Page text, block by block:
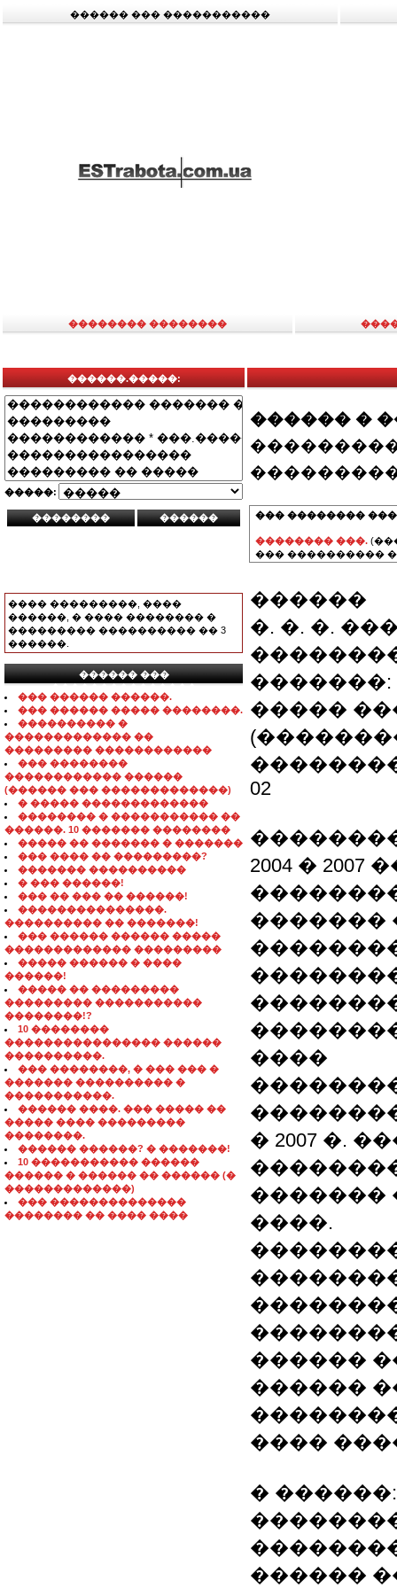
������ ��� �����������
�������� ��������
������.�����:
�����:
���� ���������, ����
������, � ���� �������� �
��������� ���������� �� 3
������.
������ ���
���������������
��� ������ ������.
��� ������ ����� ��������.
���������� �
������������� ��
��������� ������������
��� ��������
������������ ������
(������ ��� �������������)
� ����� �������������
�������� � ����������� ��
������. 10 ������� ��������
����� �� ������� � �������
��� ���� �� ���������?
������� ����������
� ��� ������!
��� �� ��� �� ������!
���������������.
���������� �� �������!
��� ������ ������ �����
������������� ���������
����� ������ � ����
������!
����� �� ���������
��������� �����������
��������!?
10 ��������
���������������� ������
����������.
��� ��������, � ��� ��� �
������� ���������� �
�����������.
������ ����. ��� ����� ��
����� ���� ���������
��������.
������ ������? � �������!
10 ����������� ������
������ � ������ �� ������ (�
�������������)
��� ��������������
�������� �� ���� ����
������ �
��� ��������
�������� ���.
��� ����������
������
�. �. �.
�������:
�����
02
2004 �
�������
����
� 2007 �.
�������
����.
������
������
����
� ������:
��������
������